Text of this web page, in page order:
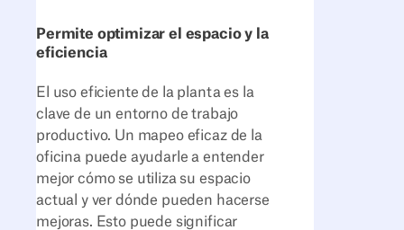
Permite optimizar el espacio y la
eficiencia
El uso eficiente de la planta es la
clave de un entorno de trabajo
productivo. Un mapeo eficaz de la
oficina puede ayudarle a entender
mejor cómo se utiliza su espacio
actual y ver dónde pueden hacerse
mejoras. Esto puede significar